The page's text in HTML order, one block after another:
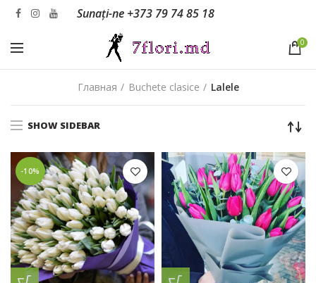
Sunați-ne +373 79 74 85 18
0
Главная Buchete clasice Lalele
SHOW SIDEBAR
-10%